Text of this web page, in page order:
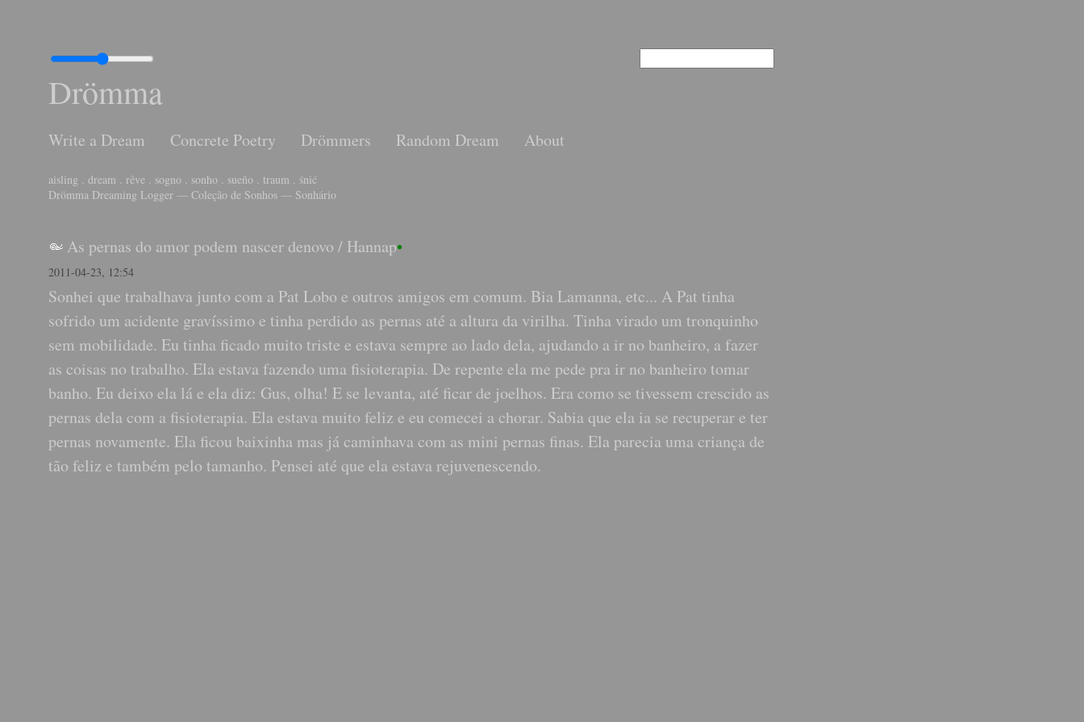
Drömma
Write a Dream Concrete Poetry Drömmers Random Dream About
aisling . dream . rêve . sogno . sonho . sueño . traum . śnić
Drömma Dreaming Logger — Coleção de Sonhos — Sonhário
As pernas do amor podem nascer denovo / Hannap•
2011-04-23, 12:54
Sonhei que trabalhava junto com a Pat Lobo e outros amigos em comum. Bia Lamanna, etc... A Pat tinha
sofrido um acidente gravíssimo e tinha perdido as pernas até a altura da virilha. Tinha virado um tronquinho
sem mobilidade. Eu tinha ficado muito triste e estava sempre ao lado dela, ajudando a ir no banheiro, a fazer
as coisas no trabalho. Ela estava fazendo uma fisioterapia. De repente ela me pede pra ir no banheiro tomar
banho. Eu deixo ela lá e ela diz: Gus, olha! E se levanta, até ficar de joelhos. Era como se tivessem crescido as
pernas dela com a fisioterapia. Ela estava muito feliz e eu comecei a chorar. Sabia que ela ia se recuperar e ter
pernas novamente. Ela ficou baixinha mas já caminhava com as mini pernas finas. Ela parecia uma criança de
tão feliz e também pelo tamanho. Pensei até que ela estava rejuvenescendo.